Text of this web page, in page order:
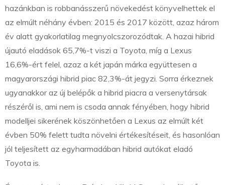
hazánkban is robbanásszerű növekedést könyvelhettek el
az elmúlt néhány évben: 2015 és 2017 között, azaz három
év alatt gyakorlatilag megnyolcszorozódtak. A hazai hibrid
újautó eladások 65,7%-t viszi a Toyota, míg a Lexus
16,6%-ért felel, azaz a két japán márka együttesen a
magyarországi hibrid piac 82,3%-át jegyzi. Sorra érkeznek
ugyanakkor az új belépők a hibrid piacra a versenytársak
részéről is, ami nem is csoda annak fényében, hogy hibrid
modelljei sikerének köszönhetően a Lexus az elmúlt két
évben 50% felett tudta növelni értékesítéseit, és hasonlóan
jól teljesített az egyharmadában hibrid autókat eladó
Toyota is.